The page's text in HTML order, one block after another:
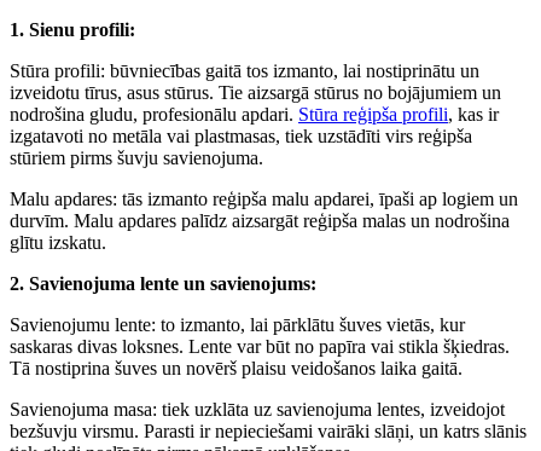
1. Sienu profili:
Stūra profili: būvniecības gaitā tos izmanto, lai nostiprinātu un
izveidotu tīrus, asus stūrus. Tie aizsargā stūrus no bojājumiem un
nodrošina gludu, profesionālu apdari. Stūra reģipša profili, kas ir
izgatavoti no metāla vai plastmasas, tiek uzstādīti virs reģipša
stūriem pirms šuvju savienojuma.
Malu apdares: tās izmanto reģipša malu apdarei, īpaši ap logiem un
durvīm. Malu apdares palīdz aizsargāt reģipša malas un nodrošina
glītu izskatu.
2. Savienojuma lente un savienojums:
Savienojumu lente: to izmanto, lai pārklātu šuves vietās, kur
saskaras divas loksnes. Lente var būt no papīra vai stikla šķiedras.
Tā nostiprina šuves un novērš plaisu veidošanos laika gaitā.
Savienojuma masa: tiek uzklāta uz savienojuma lentes, izveidojot
bezšuvju virsmu. Parasti ir nepieciešami vairāki slāņi, un katrs slānis